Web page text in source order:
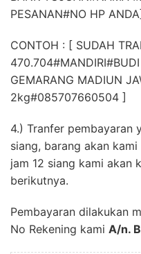
PESANAN#NO HP ANDA]
CONTOH : [ SUDAH
GEMARANG MADIUN
2kg#085707660504 ]
4.) Tranfer pembayaran
siang, barang akan
jam 12 siang kami akan
berikutnya.
Pembayaran dilakukan
No Rekening kami A/n.